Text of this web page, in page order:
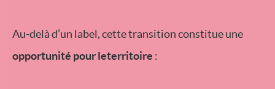
Au-delà d’un label, cette transition constitue une
opportunité pour leterritoire :